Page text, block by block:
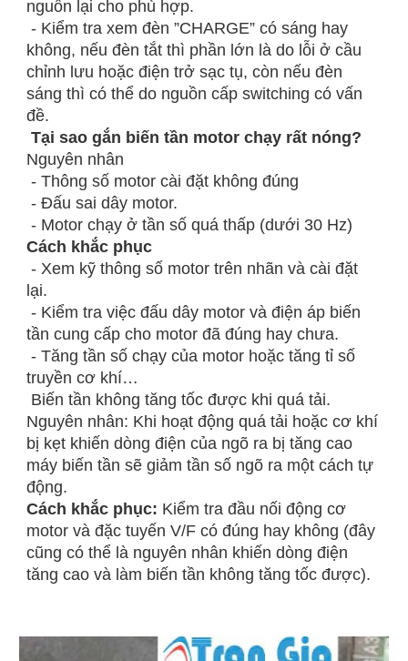
nguồn lại cho phù hợp.
- Kiểm tra xem đèn ”CHARGE” có sáng hay
không, nếu đèn tắt thì phần lớn là do lỗi ở cầu
chỉnh lưu hoặc điện trở sạc tụ, còn nếu đèn
sáng thì có thể do nguồn cấp switching có vấn
đề.
Tại sao gắn biến tần motor chạy rất nóng?
Nguyên nhân
- Thông số motor cài đặt không đúng
- Đấu sai dây motor.
- Motor chạy ở tần số quá thấp (dưới 30 Hz)
Cách khắc phục
- Xem kỹ thông số motor trên nhãn và cài đặt
lại.
- Kiểm tra việc đấu dây motor và điện áp biến
tần cung cấp cho motor đã đúng hay chưa.
- Tăng tần số chạy của motor hoặc tăng tỉ số
truyền cơ khí…
Biến tần không tăng tốc được khi quá tải.
Nguyên nhân: Khi hoạt động quá tải hoặc cơ khí
bị kẹt khiến dòng điện của ngõ ra bị tăng cao
máy biến tần sẽ giảm tần số ngõ ra một cách tự
động.
Cách khắc phục: Kiểm tra đầu nối động cơ
motor và đặc tuyến V/F có đúng hay không (đây
cũng có thể là nguyên nhân khiến dòng điện
tăng cao và làm biến tần không tăng tốc được).